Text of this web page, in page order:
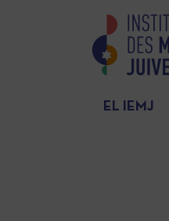
EL IEMJ